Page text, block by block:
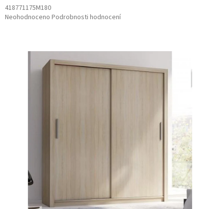
418771175M180
Průměrné
Neohodnoceno Podrobnosti hodnocení